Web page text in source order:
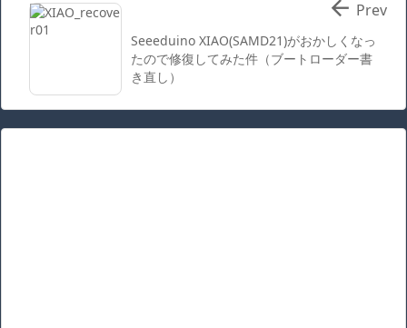
Seeeduino XIAO(SAMD21)がおかしくなっ
たので修復してみた件（ブートローダー書
き直し）
 Prev